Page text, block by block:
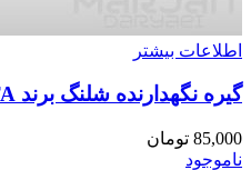
اطلاعات بیشتر
گیره نگهدارنده شلنگ برند ISTA
85,000 تومان
ناموجود